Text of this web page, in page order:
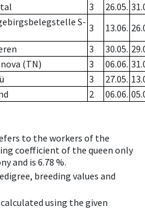
3 26.05.
S- 3 13.06.
3 30.05.
(TN) 3 06.06.
3 27.05.
2 06.06.
to the workers of the
coefficient of the queen only
and is 6.78 %.
breeding values and
using the given